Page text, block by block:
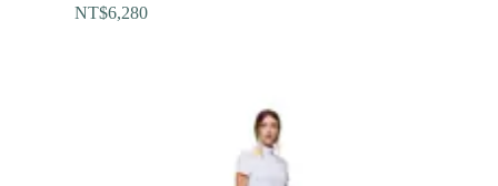
NT$6,280